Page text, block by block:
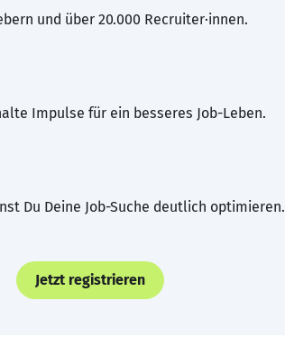
und über 20.000 Recruiter·innen.
Impulse für ein besseres Job-Leben.
Du Deine Job-Suche deutlich optimieren.
Jetzt registrieren